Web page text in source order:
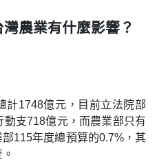
農業有什麼影響？
計1748億元，目前立法院部
支718億元，而農業部只有
115年度總預算的0.7%，其